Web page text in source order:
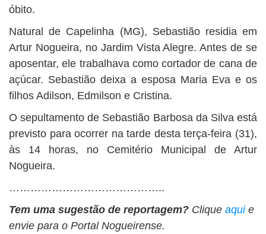
óbito.
Natural de Capelinha (MG), Sebastião residia em
Artur Nogueira, no Jardim Vista Alegre. Antes de se
aposentar, ele trabalhava como cortador de cana de
açúcar. Sebastião deixa a esposa Maria Eva e os
filhos Adilson, Edmilson e Cristina.
O sepultamento de Sebastião Barbosa da Silva está
previsto para ocorrer na tarde desta terça-feira (31),
às 14 horas, no Cemitério Municipal de Artur
Nogueira.
……………………………………..
Tem uma sugestão de reportagem? Clique aqui e
envie para o Portal Nogueirense.